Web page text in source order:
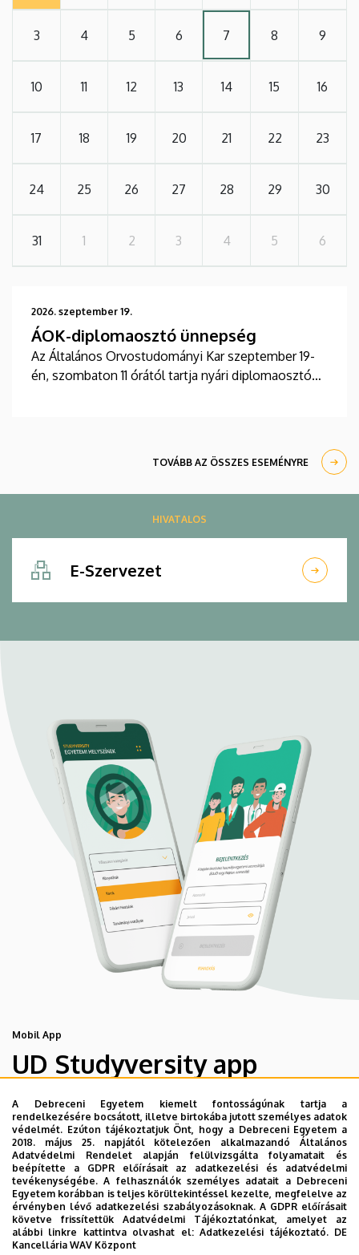
3 4 5 6 7 8 9
10 11 12 13 14 15 16
17 18 19 20 21 22 23
24 25 26 27 28 29 30
31 1 2 3 4 5 6
2026. szeptember 19.
ÁOK-diplomaosztó ünnepség
Az Általános Orvostudományi Kar szeptember 19-
én, szombaton 11 órától tartja nyári diplomaosztó
TOVÁBB AZ ÖSSZES ESEMÉNYRE
HIVATALOS
E-Szervezet
Mobil App
UD Studyversity app
Engedd meg, hogy figyelmedbe ajánljuk a Debreceni
Egyetem új applikációját, melyet hallgatói számára
készített. Az alkalmazás bevezetésével célunk, hogy
segítsünk eligazodni az egyetemi mindennapokban, a
tanulmányaiddal kapcsolatban gyorsan elérhető
információkat biztosítsunk, útmutatót adjunk az egyetemi
évek során felmerülő helyzetekkel, kérdésekkel
kapcsolatban, továbbá „zsebközelbe” hozzuk az Egyetem
A Debreceni Egyetem kiemelt fontosságúnak tartja a
rendelkezésére bocsátott, illetve birtokába jutott személyes adatok
védelmét. Ezúton tájékoztatjuk Önt, hogy a Debreceni Egyetem a
2018. május 25. napjától kötelezően alkalmazandó Általános
Adatvédelmi Rendelet alapján felülvizsgálta folyamatait és
beépítette a GDPR előírásait az adatkezelési és adatvédelmi
tevékenységébe. A felhasználók személyes adatait a Debreceni
Egyetem korábban is teljes körültekintéssel kezelte, megfelelve az
érvényben lévő adatkezelési szabályozásoknak. A GDPR előírásait
követve frissítettük Adatvédelmi Tájékoztatónkat, amelyet az
alábbi linkre kattintva olvashat el:Adatkezelési tájékoztató. DE
Kancellária WAV Központ